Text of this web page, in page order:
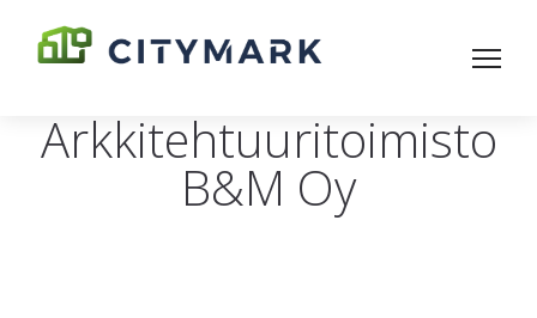
Arkkitehtuuritoimisto
B&M Oy